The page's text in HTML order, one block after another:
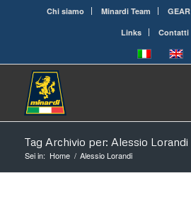
Chi siamo Minardi Team GEAR
Links
Contatti
Tag Archivio per: Alessio Lorandi
Sei in: Home / Alessio Lorandi